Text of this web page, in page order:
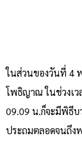
ในส่วนของวันที่ 4
โพธิญาณ ในช่วงเ
09.09 น.ก็จะมีพิธีบ
ประถมตลอดจนถึง